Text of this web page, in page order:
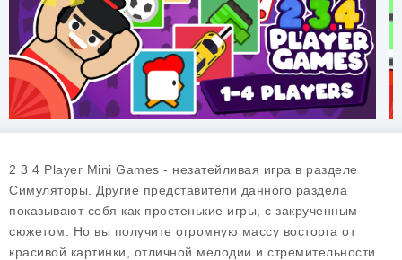
2 3 4 Player Mini Games - незатейливая игра в разделе
Симуляторы. Другие представители данного раздела
показывают себя как простенькие игры, с закрученным
сюжетом. Но вы получите огромную массу восторга от
красивой картинки, отличной мелодии и стремительности